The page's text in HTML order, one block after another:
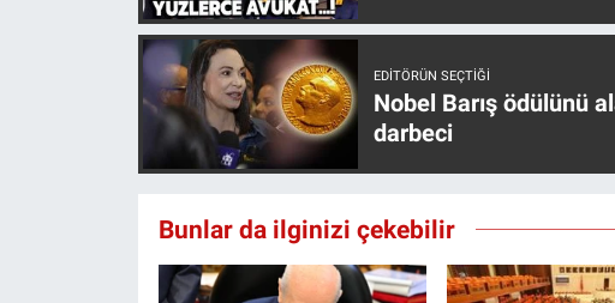
EDITÖRÜN SEÇTIĞI
Nobel Barış ödülünü
darbeci
Bunlar da ilginizi çekebilir